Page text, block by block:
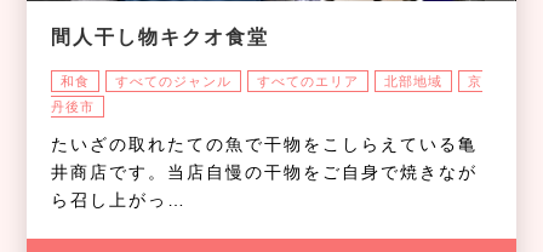
間人干し物キクオ食堂
和食 すべてのジャンル すべてのエリア 北部地域
京
丹後市
たいざの取れたての魚で干物をこしらえている亀
井商店です。当店自慢の干物をご自身で焼きなが
ら召し上がっ…